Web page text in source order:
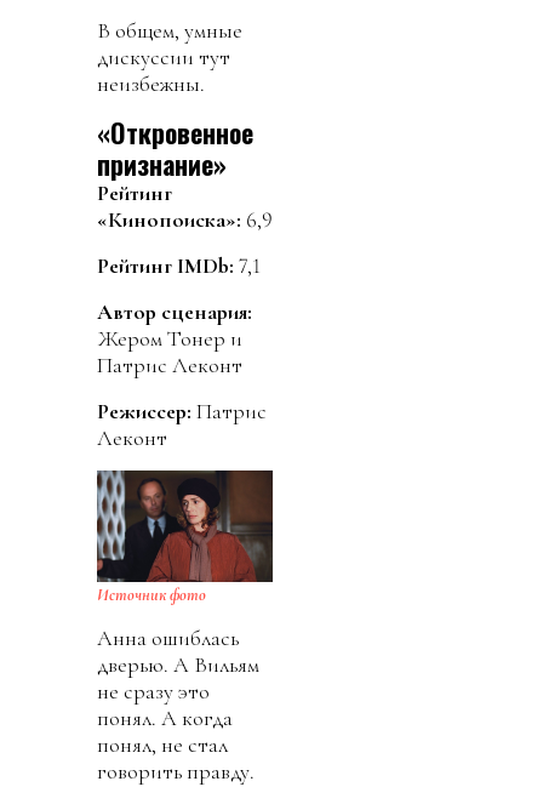
В общем, умные
дискуссии тут
неизбежны.
«Откровенное
признание»
Рейтинг
«Кинопоиска»: 6,9
Рейтинг IMDb: 7,1
Автор сценария:
Жером Тонер и
Патрис Леконт
Режиссер: Патрис
Леконт
Источник фото
Анна ошиблась
дверью. А Вильям
не сразу это
понял. А когда
понял, не стал
говорить правду.